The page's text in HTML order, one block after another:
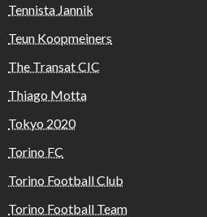
Tennista Jannik
Teun Koopmeiners
The Transat CIC
Thiago Motta
Tokyo 2020
Torino FC
Torino Football Club
Torino Football Team